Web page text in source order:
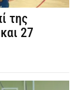
της
27